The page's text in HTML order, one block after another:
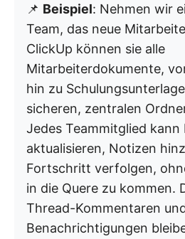
📌 Beispiel: Nehmen wir
Team, das neue
ClickUp können sie alle
Mitarbeiterdokumente,
hin zu
sicheren, zentralen
Jedes Teammitglied kann
aktualisieren, Notizen
Fortschritt verfolgen,
in die Quere zu kommen.
Thread-Kommentaren
Benachrichtigungen